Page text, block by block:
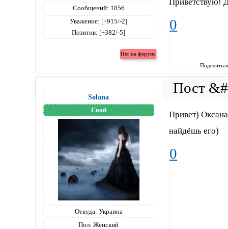
Сообщений: 1856
Уважение: [+915/-2]
Позитив: [+382/-5] 0
Solana
Свой
Откуда: Украина
Пол: Женский
Привет)
найдёшь его)
0